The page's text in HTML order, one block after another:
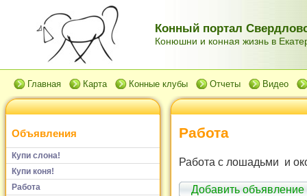
Конный портал
Конюшни и конная жизнь в
Главная Карта Конные клубы Отчеты Видео
Объявления
Купи слона!
Купи коня!
Работа
Работа
Работа с лошадьми и
Добавить объявление